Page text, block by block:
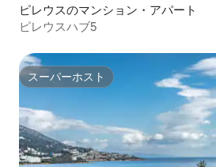
ピレウスのマンション・アパート
ピレウスハブ5
スーパーホスト
スーパーホスト